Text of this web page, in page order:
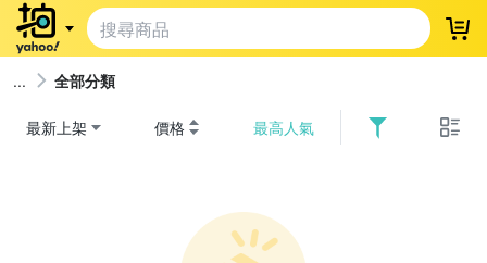
登
全部分類
最新上架 價格 最高人氣